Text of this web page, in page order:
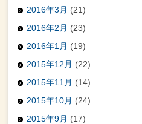
2016年3月 (21)
2016年2月 (23)
2016年1月 (19)
2015年12月 (22)
2015年11月 (14)
2015年10月 (24)
2015年9月 (17)